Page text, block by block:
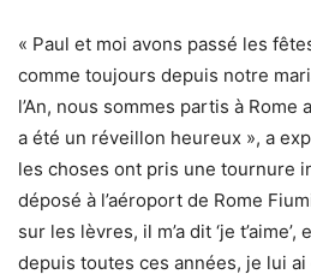
« Paul et moi avons passé les
comme toujours depuis notre
l’An, nous sommes partis à Rome
a été un réveillon heureux », a
les choses ont pris une tournure
déposé à l’aéroport de Rome
sur les lèvres, il m’a dit ‘je
depuis toutes ces années, je lui ai